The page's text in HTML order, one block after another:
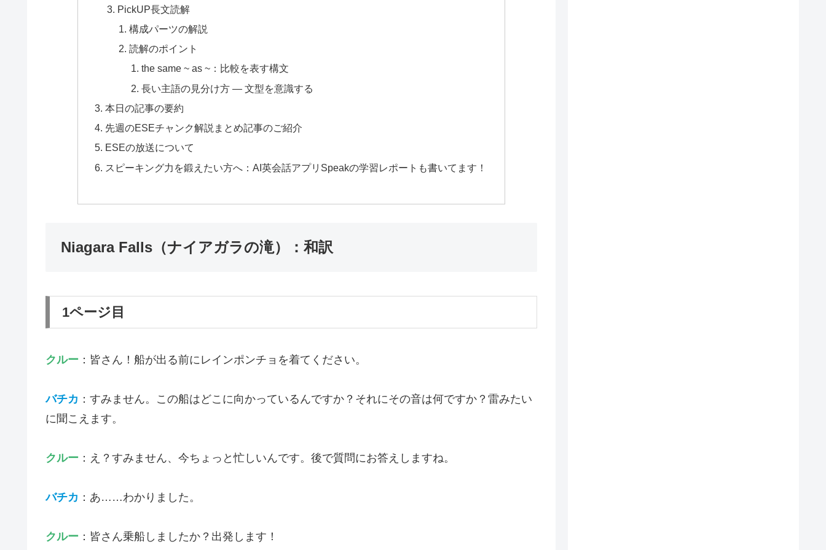
PickUP長文読解
構成パーツの解説
読解のポイント
the same ~ as ~：比較を表す構文
長い主語の見分け方 ― 文型を意識する
本日の記事の要約
先週のESEチャンク解説まとめ記事のご紹介
ESEの放送について
スピーキング力を鍛えたい方へ：AI英会話アプリSpeakの学習レポートも書いてます！
Niagara Falls（ナイアガラの滝）：和訳
1ページ目
クルー ：皆さん！船が出る前にレインポンチョを着てください。
バチカ ：すみません。この船はどこに向かっているんですか？それにその音は何ですか？雷みたい
に聞こえます。
クルー ：え？すみません、今ちょっと忙しいんです。後で質問にお答えしますね。
バチカ ：あ……わかりました。
クルー ：皆さん乗船しましたか？出発します！